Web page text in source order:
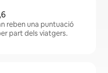
reben una puntuació
part dels viatgers.